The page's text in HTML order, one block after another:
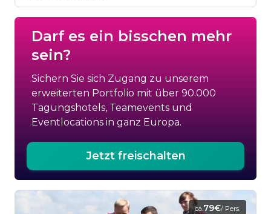
Darf es ein bisschen mehr
sein?
Sichern Sie sich Zugang zu unserem
erweiterten Portfolio mit über 90.000
Tagungshotels, Teamevents und
Eventlocations in ganz Europa.
Jetzt freischalten
ca.79€/ Pers.